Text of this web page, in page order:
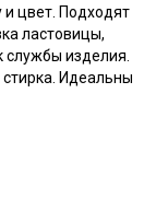
цвет. Подходят
ластовицы,
службы изделия.
Идеальны